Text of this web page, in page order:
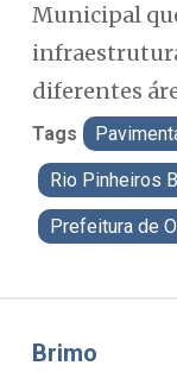
Municipal
diferentes
Tags
Rio Pinheiros
Prefeitura de
Misael Elias